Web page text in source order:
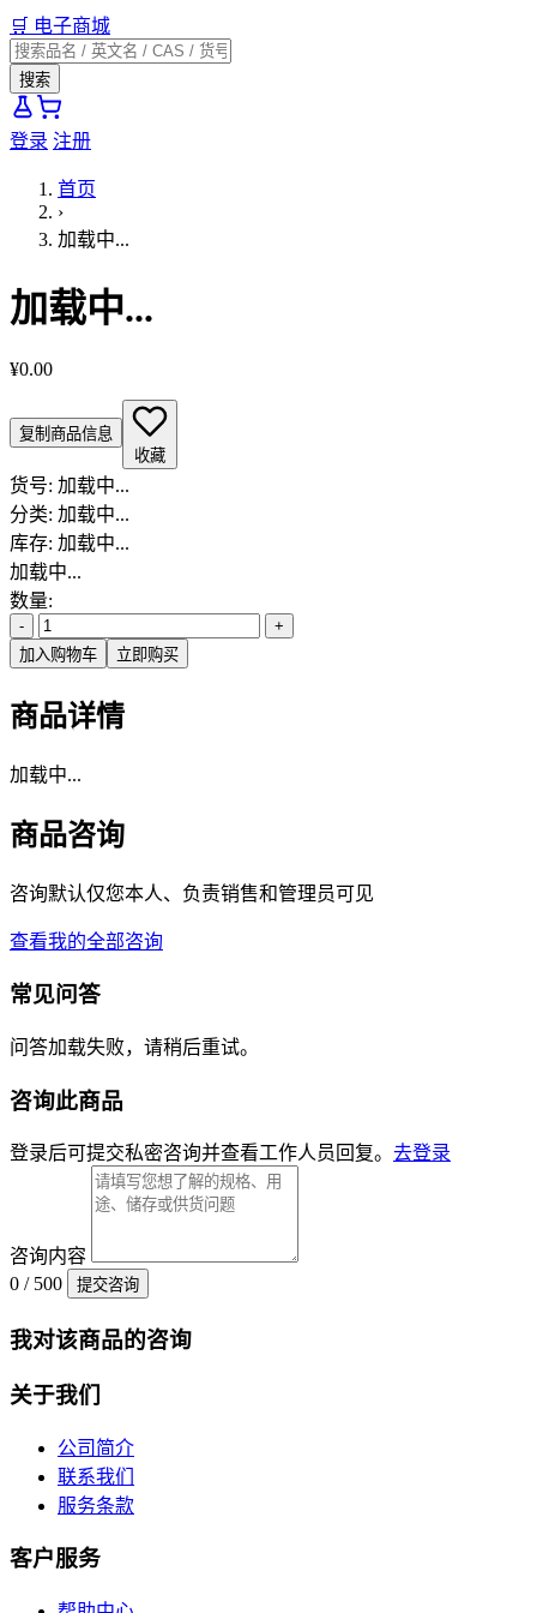
🛒 电子商城
搜索
登录 注册
首页
›
加载中...
加载中...
¥0.00
复制商品信息
收藏
货号: 加载中...
分类: 加载中...
库存: 加载中...
加载中...
数量:
-
+
加入购物车
立即购买
商品详情
加载中...
商品咨询
咨询默认仅您本人、负责销售和管理员可见
查看我的全部咨询
常见问答
问答加载失败，请稍后重试。
咨询此商品
登录后可提交私密咨询并查看工作人员回复。 去登录
咨询内容
0 / 500
提交咨询
我对该商品的咨询
关于我们
公司简介
联系我们
服务条款
客户服务